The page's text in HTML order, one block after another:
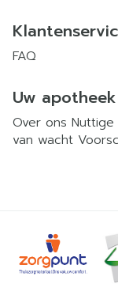
FAQ
Uw apotheek
Over ons Nuttige
van wacht